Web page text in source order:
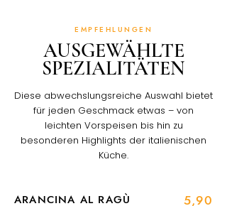
EMPFEHLUNGEN
AUSGEWÄHLTE
SPEZIALITÄTEN
Diese abwechslungsreiche Auswahl bietet
für jeden Geschmack etwas – von
leichten Vorspeisen bis hin zu
besonderen Highlights der italienischen
Küche.
ARANCINA AL RAGÙ 5,90